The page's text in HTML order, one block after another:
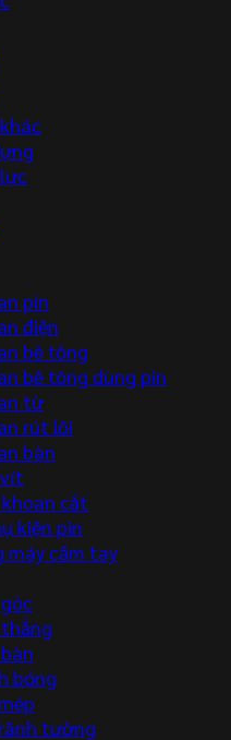
pin
điện
bê tông
bê tông dùng pin
từ
rút lõi
bàn
cắt
kiện pin
máy cầm tay
bóng
tường